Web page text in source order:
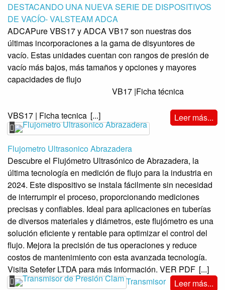
DESTACANDO UNA NUEVA SERIE DE DISPOSITIVOS
DE VACÍO- VALSTEAM ADCA
ADCAPure VBS17 y ADCA VB17 son nuestras dos
últimas incorporaciones a la gama de disyuntores de
vacío. Estas unidades cuentan con rangos de presión de
vacío más bajos, más tamaños y opciones y mayores
capacidades de flujo
VB17 |Ficha técnica
VBS17 | Ficha tecnica [...] Leer más...
Flujometro Ultrasonico Abrazadera
Descubre el Flujómetro Ultrasónico de Abrazadera, la
última tecnología en medición de flujo para la industria en
2024. Este dispositivo se instala fácilmente sin necesidad
de interrumpir el proceso, proporcionando mediciones
precisas y confiables. Ideal para aplicaciones en tuberías
de diversos materiales y diámetros, este flujómetro es una
solución eficiente y rentable para optimizar el control del
flujo. Mejora la precisión de tus operaciones y reduce
costos de mantenimiento con esta avanzada tecnología.
Visita Setefer LTDA para más información. VER PDF [...]
Leer más...
Transmisor